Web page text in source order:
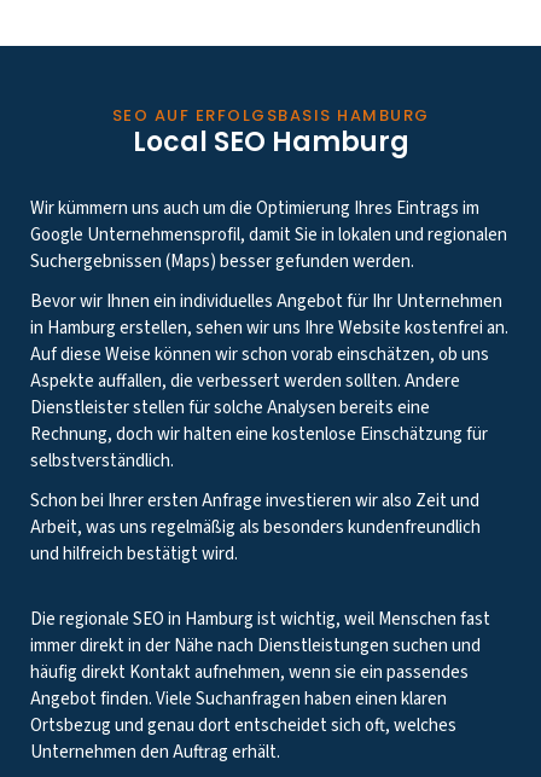
SEO AUF ERFOLGSBASIS HAMBURG
Local SEO Hamburg
Wir kümmern uns auch um die Optimierung Ihres Eintrags im
Google Unternehmensprofil, damit Sie in lokalen und regionalen
Suchergebnissen (Maps) besser gefunden werden.
Bevor wir Ihnen ein individuelles Angebot für Ihr Unternehmen
in Hamburg erstellen, sehen wir uns Ihre Website kostenfrei an.
Auf diese Weise können wir schon vorab einschätzen, ob uns
Aspekte auffallen, die verbessert werden sollten. Andere
Dienstleister stellen für solche Analysen bereits eine
Rechnung, doch wir halten eine kostenlose Einschätzung für
selbstverständlich.
Schon bei Ihrer ersten Anfrage investieren wir also Zeit und
Arbeit, was uns regelmäßig als besonders kundenfreundlich
und hilfreich bestätigt wird.
Die regionale SEO in Hamburg ist wichtig, weil Menschen fast
immer direkt in der Nähe nach Dienstleistungen suchen und
häufig direkt Kontakt aufnehmen, wenn sie ein passendes
Angebot finden. Viele Suchanfragen haben einen klaren
Ortsbezug und genau dort entscheidet sich oft, welches
Unternehmen den Auftrag erhält.